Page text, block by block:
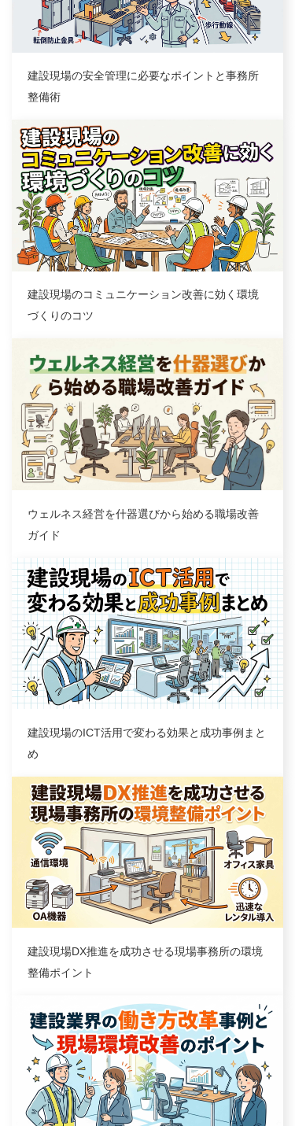
建設現場の安全管理に必要なポイントと事務所
整備術
業界トレンド
建設現場のコミュニケーション改善に効く環境
づくりのコツ
コラム
ウェルネス経営を什器選びから始める職場改善
ガイド
業界トレンド
建設現場のICT活用で変わる効果と成功事例まと
め
業界トレンド
建設現場DX推進を成功させる現場事務所の環境
整備ポイント
業界トレンド